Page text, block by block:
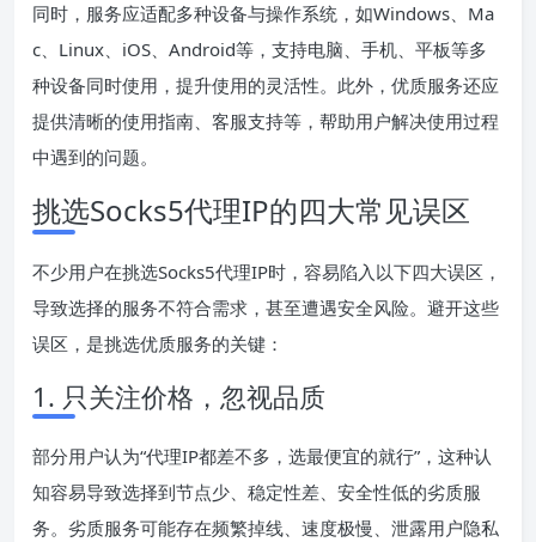
同时，服务应适配多种设备与操作系统，如Windows、Ma
c、Linux、iOS、Android等，支持电脑、手机、平板等多
种设备同时使用，提升使用的灵活性。此外，优质服务还应
提供清晰的使用指南、客服支持等，帮助用户解决使用过程
中遇到的问题。
挑选Socks5代理IP的四大常见误区
不少用户在挑选Socks5代理IP时，容易陷入以下四大误区，
导致选择的服务不符合需求，甚至遭遇安全风险。避开这些
误区，是挑选优质服务的关键：
1. 只关注价格，忽视品质
部分用户认为“代理IP都差不多，选最便宜的就行”，这种认
知容易导致选择到节点少、稳定性差、安全性低的劣质服
务。劣质服务可能存在频繁掉线、速度极慢、泄露用户隐私